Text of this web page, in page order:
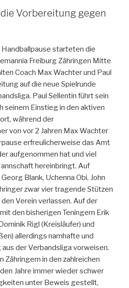
die Vorbereitung gegen
Handballpause starteten die
Freiburg Zähringen Mitte
Coach Max Wachter und Paul
auf die neue Spielrunde
Paul Sellentin führt sein
seinem Einstieg in den aktiven
während der
von vor 2 Jahren Max Wachter
erfreulicherweise das Amt
aufgenommen hat und viel
hereinbringt. Auf
Blank, Uchenna Obi, John
zwar vier tragende Stützen
Verein verlassen. Auf der
den bisherigen Teningern Erik
Rigl (Kreisläufer) und
allerdings namhafte und
der Verbandsliga vorweisen.
Zähringern in den zahlreichen
Jahre immer wieder schwer
unter Beweis gestellt,